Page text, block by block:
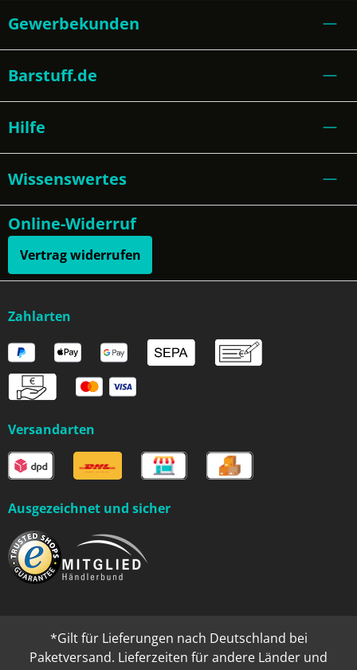
Gewerbekunden
Barstuff.de
Hilfe
Wissenswertes
Online-Widerruf
Vertrag widerrufen
Zahlarten
Versandarten
Ausgezeichnet und sicher
*Gilt für Lieferungen nach Deutschland bei
Paketversand. Lieferzeiten für andere Länder und